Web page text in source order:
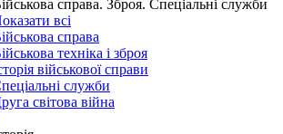
справа. Зброя. Спеціальні служби
всі
справа
техніка і зброя
військової справи
служби
світова війна